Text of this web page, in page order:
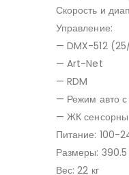
Скорость и
Управление:
— DMX-512
— Art-Net
— RDM
— Режим авто
— ЖК
Питание: 100-
Размеры:
Вес: 22 кг